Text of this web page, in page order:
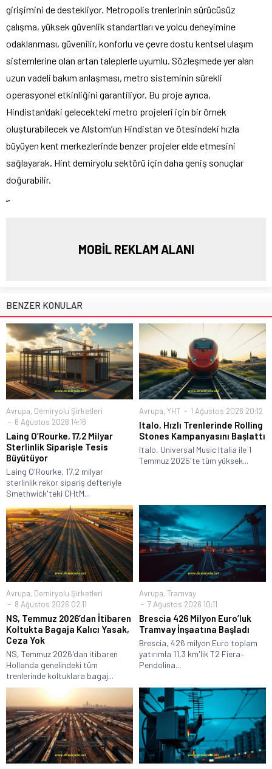
girişimini de destekliyor. Metropolis trenlerinin sürücüsüz
çalışma, yüksek güvenlik standartları ve yolcu deneyimine
odaklanması, güvenilir, konforlu ve çevre dostu kentsel ulaşım
sistemlerine olan artan taleplerle uyumlu. Sözleşmede yer alan
uzun vadeli bakım anlaşması, metro sisteminin sürekli
operasyonel etkinliğini garantiliyor. Bu proje ayrıca,
Hindistan’daki gelecekteki metro projeleri için bir örnek
oluşturabilecek ve Alstom’un Hindistan ve ötesindeki hızla
büyüyen kent merkezlerinde benzer projeler elde etmesini
sağlayarak, Hint demiryolu sektörü için daha geniş sonuçlar
doğurabilir.
“`
MOBİL REKLAM ALANI
BENZER KONULAR
Avrupa, Demiryolu Şirketleri
6 Ağustos 2026 14:16
Laing O’Rourke, 17,2 Milyar
Sterlinlik Siparişle Tesis
Büyütüyor
Laing O'Rourke, 17,2 milyar
sterlinlik rekor sipariş defteriyle
Smethwick'teki CHtM...
Avrupa, YHT 1 Ağustos 2026 20:12
Italo, Hızlı Trenlerinde Rolling
Stones Kampanyasını Başlattı
Italo, Universal Music Italia ile 1
Temmuz 2025'te tüm yüksek...
Avrupa, Demiryolu Şirketleri
8 Ağustos 2026 02:11
NS, Temmuz 2026’dan İtibaren
Koltukta Bagaja Kalıcı Yasak,
Ceza Yok
NS, Temmuz 2026'dan itibaren
Hollanda genelindeki tüm
trenlerinde koltuklara bagaj...
Avrupa, Tramvay
7 Ağustos 2026 10:11
Brescia 426 Milyon Euro’luk
Tramvay İnşaatına Başladı
Brescia, 426 milyon Euro toplam
yatırımla 11,3 km'lik T2 Fiera–
Pendolina...